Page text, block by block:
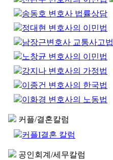
송동호 변호사 법률상담
정대현 변호사의 이민법
남장근변호사 교통사고법
노창균 변호사의 이민법
강지나 변호사의 가정법
이종건 변호사의 한국법
이화경 변호사의 노동법
커플/결혼칼럼
커플I결혼 칼럼
공인회계/세무칼럼